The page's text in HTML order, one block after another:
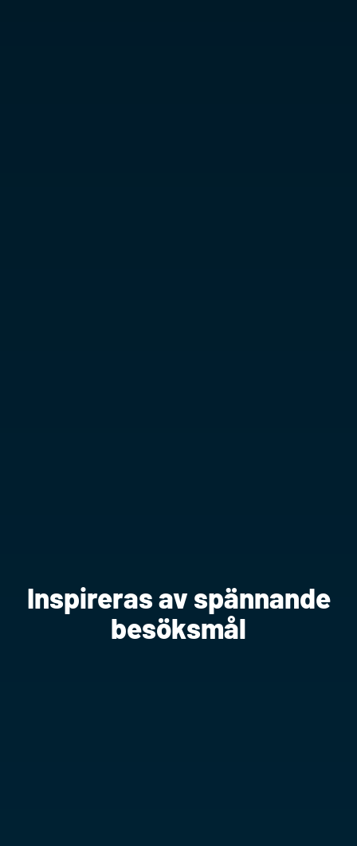
Inspireras av spännande
besöksmål